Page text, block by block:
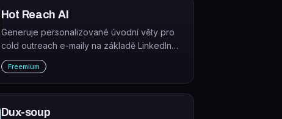
Hot Reach AI
Generuje personalizované úvodní věty pro
cold outreach e-maily na základě LinkedIn
profilů příjemců.
Freemium
Dux-soup